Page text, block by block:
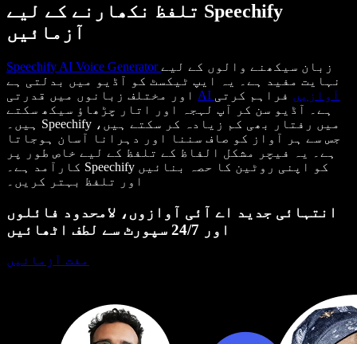
تلفظ نکھارنے کے لیے Speechify
آزمائیں
Speechify AI Voice Generator زبان سیکھنے والوں کے لیے
نہایت مفید ہے۔ یہ ایپ ٹیکسٹ کو آڈیو میں بدلتی ہے
AI آوازیں فراہم کرتی
ہے۔ آڈیو سن کر آپ لہجہ اور اتار چڑھاؤ سیکھ سکتے
ہیں۔ Speechify میں رفتار بھی کم زیادہ کر سکتے ہیں،
جس سے ہر آواز کو صاف سننا اور دہرانا آسان ہوجاتا
ہے۔ یہ فیچر مشکل الفاظ کے تلفظ کے لیے خاص طور پر
کارآمد ہے۔ Speechify کو اپنی روٹین کا حصہ بنائیں
اور تلفظ بہتر کریں۔
انتہائی جدید اے آئی آوازوں، لامحدود فائلوں
اور 24/7 سپورٹ سے لطف اٹھائیں
مفت آزمائیں